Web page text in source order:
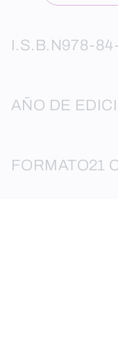
I.S.B.N978-
AÑO DE
FORMATO21